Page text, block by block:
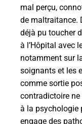
mal perçu,
de maltraitance.
déjà pu toucher
à l’Hôpital avec
notamment sur
soignants et les
comme sortie
contradictoire ne
à la psychologie
engage des